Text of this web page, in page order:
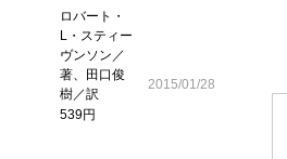
ロバート・
L・スティー
ヴンソン／
著、田口俊
樹／訳
539円
2015/01/28